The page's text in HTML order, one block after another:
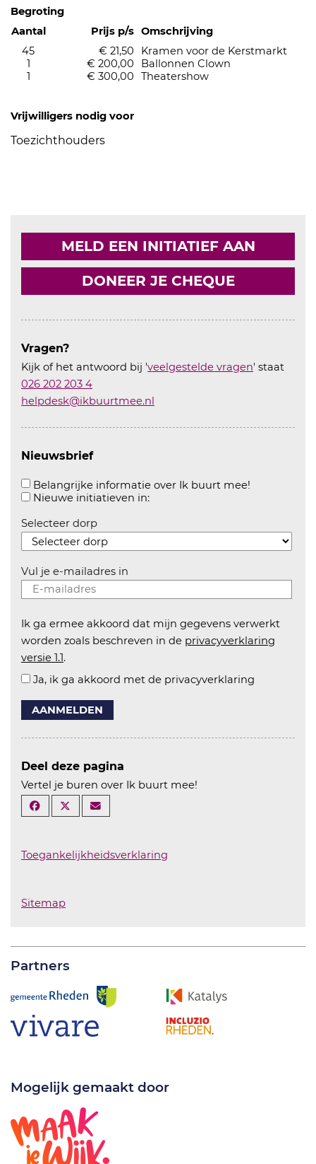
Begroting
Aantal
Prijs p/s Omschrijving
45
€ 21,50
Kramen voor de Kerstmarkt
1
€ 200,00
Ballonnen Clown
1
€ 300,00 Theatershow
Vrijwilligers nodig voor
Toezichthouders
MELD EEN INITIATIEF AAN
DONEER JE CHEQUE
Vragen?
Kijk of het antwoord bij 'veelgestelde vragen' staat
026 202 203 4
helpdesk@ikbuurtmee.nl
Nieuwsbrief
Belangrijke informatie over Ik buurt mee!
Nieuwe initiatieven in:Aanvinken om informatie over
Selecteer dorp
Vul je e-mailadres in
Ik ga ermee akkoord dat mijn gegevens verwerkt
worden zoals beschreven in de privacyverklaring
versie 1.1.
Ja, ik ga akkoord met de privacyverklaring
AANMELDEN
Deel deze pagina
Vertel je buren over Ik buurt mee!
Toegankelijkheidsverklaring
Sitemap
Partners
Mogelijk gemaakt door